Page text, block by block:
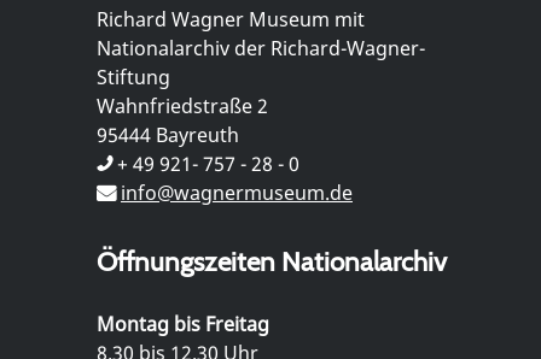
Richard Wagner Museum mit
Nationalarchiv der Richard-Wagner-
Stiftung
Wahnfriedstraße 2
95444 Bayreuth
+ 49 921- 757 - 28 - 0
info@wagnermuseum.de
Öffnungszeiten Nationalarchiv
Montag bis Freitag
8.30 bis 12.30 Uhr